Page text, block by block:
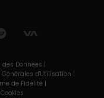
des Données |
d'Utilisation |
de Fidélité |